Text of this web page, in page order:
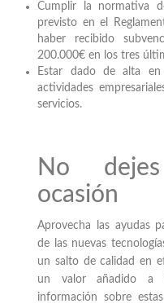
Cumplir la normativa
previsto en el
haber recibido
200.000€ en los tres
Estar dado de alta
actividades
servicios.
No
ocasión
Aprovecha las ayudas
de las nuevas
un salto de calidad en
un valor añadido a
información sobre